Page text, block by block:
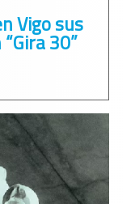
Vigo sus
30”